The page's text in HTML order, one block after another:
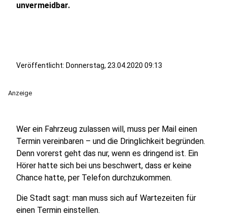
unvermeidbar.
Veröffentlicht: Donnerstag, 23.04.2020 09:13
Anzeige
Wer ein Fahrzeug zulassen will, muss per Mail einen
Termin vereinbaren – und die Dringlichkeit begründen.
Denn vorerst geht das nur, wenn es dringend ist. Ein
Hörer hatte sich bei uns beschwert, dass er keine
Chance hatte, per Telefon durchzukommen.
Die Stadt sagt: man muss sich auf Wartezeiten für
einen Termin einstellen.